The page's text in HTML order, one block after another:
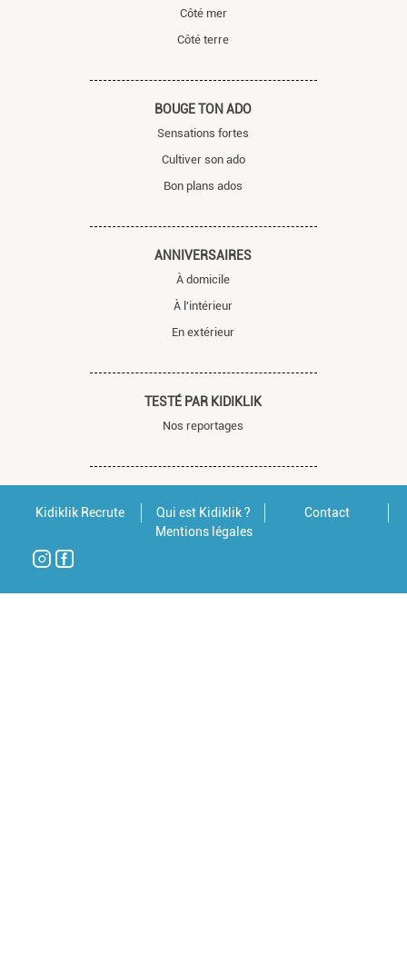
Côté mer
Côté terre
BOUGE TON ADO
Sensations fortes
Cultiver son ado
Bon plans ados
ANNIVERSAIRES
À domicile
À l'intérieur
En extérieur
TESTÉ PAR KIDIKLIK
Nos reportages
Kidiklik Recrute Qui est Kidiklik ?
Contact
Mentions légales